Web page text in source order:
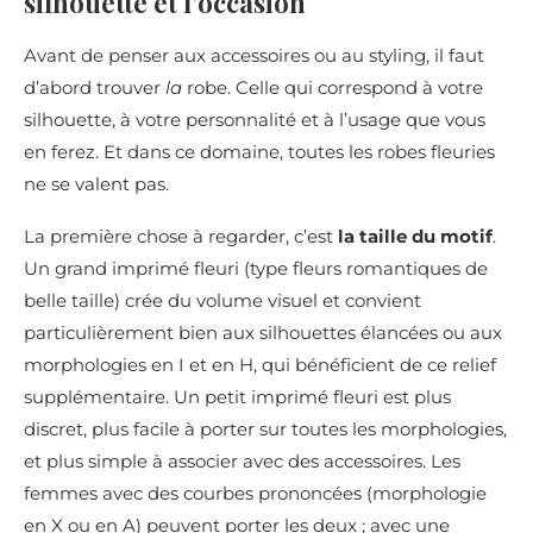
Avant de penser aux accessoires ou au styling, il faut
d’abord trouver la robe. Celle qui correspond à votre
silhouette, à votre personnalité et à l’usage que vous
en ferez. Et dans ce domaine, toutes les robes fleuries
ne se valent pas.
La première chose à regarder, c’est la taille du motif.
Un grand imprimé fleuri (type fleurs romantiques de
belle taille) crée du volume visuel et convient
particulièrement bien aux silhouettes élancées ou aux
morphologies en I et en H, qui bénéficient de ce relief
supplémentaire. Un petit imprimé fleuri est plus
discret, plus facile à porter sur toutes les morphologies,
et plus simple à associer avec des accessoires. Les
femmes avec des courbes prononcées (morphologie
en X ou en A) peuvent porter les deux ; avec une